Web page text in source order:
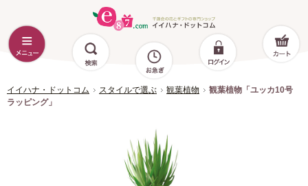
イイハナ・ドットコム スタイルで選ぶ 観葉植物
観葉植物「ユッカ10号
ラッピング」